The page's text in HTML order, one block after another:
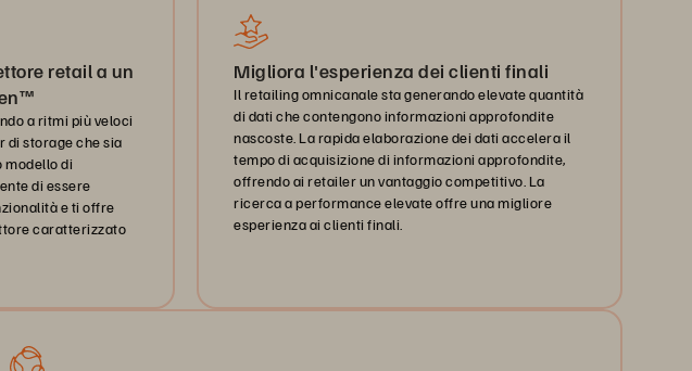
retail a un
a ritmi più veloci
di storage che sia
modello di
di essere
e ti offre
caratterizzato
Migliora l'esperienza dei clienti finali
Il retailing omnicanale sta generando elevate quantità
di dati che contengono informazioni approfondite
nascoste. La rapida elaborazione dei dati accelera il
tempo di acquisizione di informazioni approfondite,
offrendo ai retailer un vantaggio competitivo. La
ricerca a performance elevate offre una migliore
esperienza ai clienti finali.